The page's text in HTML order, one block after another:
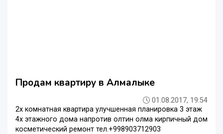
Продам квартиру в Алмалыке
01.08.2017, 19:54
2х комнатная квартира улучшенная планировка 3 этаж
4х этажного дома напротив олтин олма кирпичный дом
косметический ремонт тел.+998903712903